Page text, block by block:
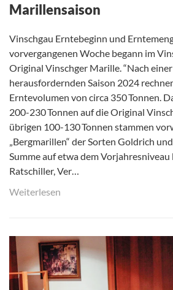
Marillensaison
Vinschgau Erntebeginn und
vorvergangenen Woche begann im
Original Vinschger Marille. “Nach
herausfordernden Saison 2024
Erntevolumen von circa 350 Tonnen.
200-230 Tonnen auf die Original
übrigen 100-130 Tonnen stammen
„Bergmarillen“ der Sorten Goldrich
Summe auf etwa dem Vorjahresniveau
Ratschiller, Ver…
Weiterlesen